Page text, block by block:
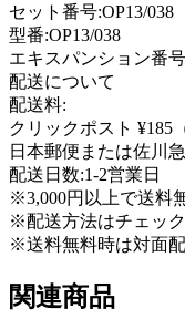
セット番号:OP13/038
型番:OP13/038
エキスパンション番号
配送について
配送料:
クリックポスト ¥185
日本郵便または佐川
配送日数:1-2営業日
※3,000円以上で送料
※配送方法はチェッ
※送料無料時は対面
関連商品